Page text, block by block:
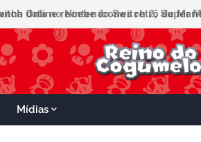
Online recebe ícones retrô de
Mídias